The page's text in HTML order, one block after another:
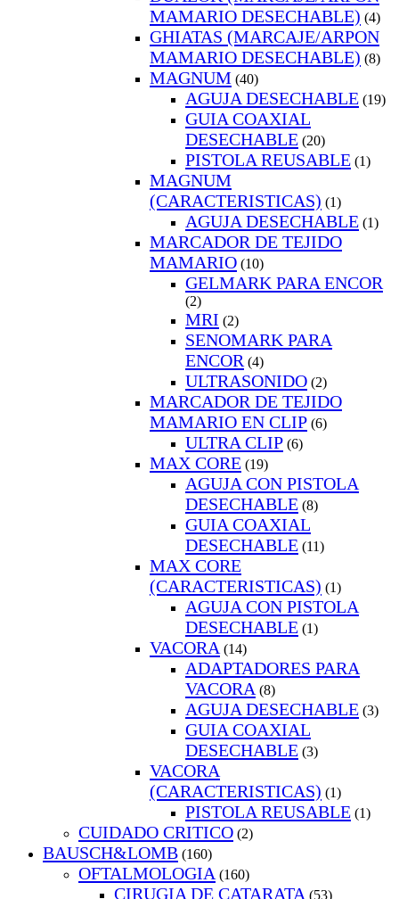
MAMARIO DESECHABLE) (4)
GHIATAS (MARCAJE/ARPON
MAMARIO DESECHABLE) (8)
MAGNUM (40)
AGUJA DESECHABLE (19)
GUIA COAXIAL
DESECHABLE (20)
PISTOLA REUSABLE (1)
MAGNUM
(CARACTERISTICAS) (1)
AGUJA DESECHABLE (1)
MARCADOR DE TEJIDO
MAMARIO (10)
GELMARK PARA ENCOR
(2)
MRI (2)
SENOMARK PARA
ENCOR (4)
ULTRASONIDO (2)
MARCADOR DE TEJIDO
MAMARIO EN CLIP (6)
ULTRA CLIP (6)
MAX CORE (19)
AGUJA CON PISTOLA
DESECHABLE (8)
GUIA COAXIAL
DESECHABLE (11)
MAX CORE
(CARACTERISTICAS) (1)
AGUJA CON PISTOLA
DESECHABLE (1)
VACORA (14)
ADAPTADORES PARA
VACORA (8)
AGUJA DESECHABLE (3)
GUIA COAXIAL
DESECHABLE (3)
VACORA
(CARACTERISTICAS) (1)
PISTOLA REUSABLE (1)
CUIDADO CRITICO (2)
BAUSCH&LOMB (160)
OFTALMOLOGIA (160)
CIRUGIA DE CATARATA (53)